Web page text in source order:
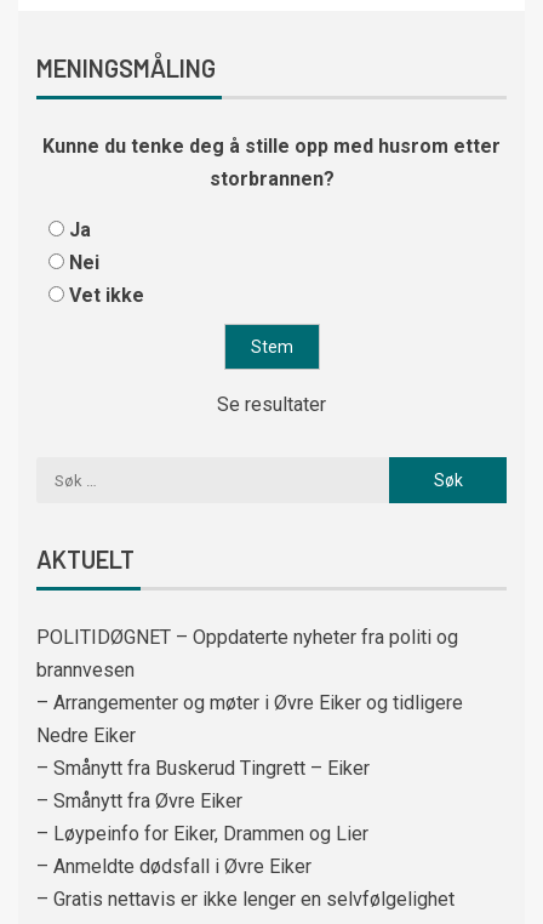
MENINGSMÅLING
Kunne du tenke deg å stille opp med husrom etter
storbrannen?
Ja
Nei
Vet ikke
Se resultater
AKTUELT
POLITIDØGNET – Oppdaterte nyheter fra politi og
brannvesen
– Arrangementer og møter i Øvre Eiker og tidligere
Nedre Eiker
– Smånytt fra Buskerud Tingrett – Eiker
– Smånytt fra Øvre Eiker
– Løypeinfo for Eiker, Drammen og Lier
– Anmeldte dødsfall i Øvre Eiker
– Gratis nettavis er ikke lenger en selvfølgelighet